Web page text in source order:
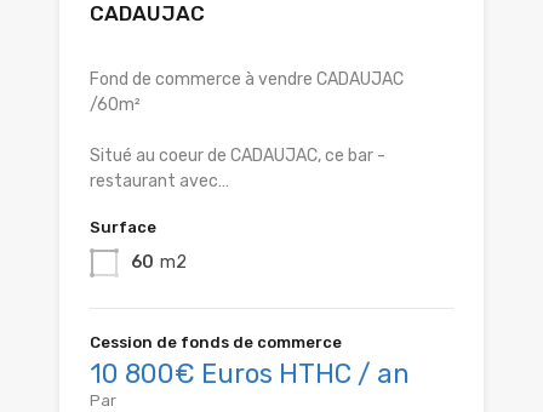
CADAUJAC
Fond de commerce à vendre CADAUJAC
/60m²
Situé au coeur de CADAUJAC, ce bar -
restaurant avec…
Surface
60 m2
Cession de fonds de commerce
10 800€ Euros HTHC / an
Par